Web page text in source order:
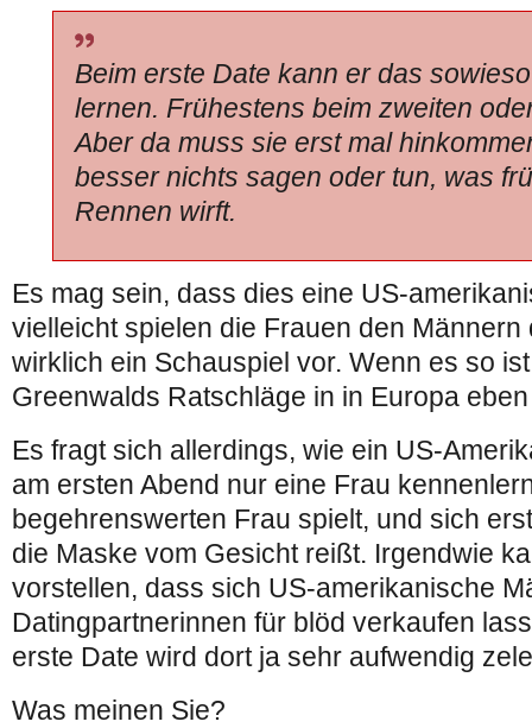
Beim erste Date kann er das
lernen. Frühestens beim zweiten
Aber da muss sie erst mal
besser nichts sagen oder tun, was
Rennen wirft.
Es mag sein, dass dies eine US-
vielleicht spielen die Frauen den
wirklich ein Schauspiel vor. Wenn es so
Greenwalds Ratschläge in in Europa
Es fragt sich allerdings, wie ein US-
am ersten Abend nur eine Frau
begehrenswerten Frau spielt, und sich
die Maske vom Gesicht reißt. Irgendwie
vorstellen, dass sich US-amerikanische
Datingpartnerinnen für blöd verkaufen
erste Date wird dort ja sehr aufwendig
Was meinen Sie?